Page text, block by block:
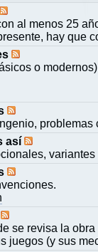
al menos 25
hay que
o
así
se revisa la
juegos (y sus